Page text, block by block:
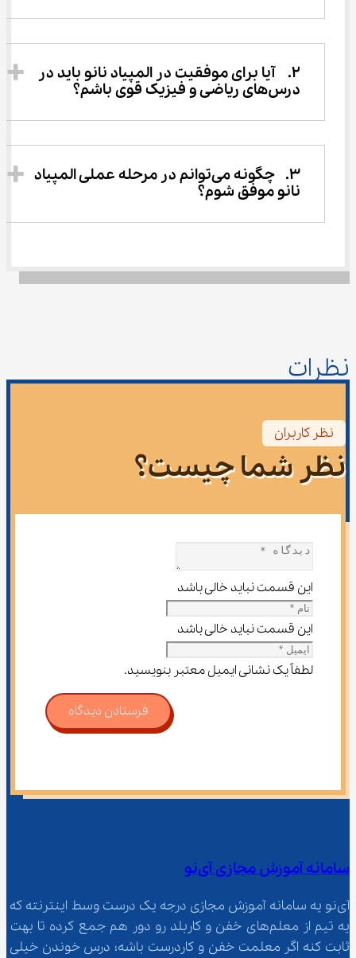
2.	آیا برای موفقیت در المپیاد نانو باید در
درس‌های ریاضی و فیزیک قوی باشم؟
3.	چگونه می‌توانم در مرحله عملی المپیاد
نانو موفق شوم؟
نظرات
نظر کاربران
نظر شما چیست؟
این قسمت نباید خالی باشد
این قسمت نباید خالی باشد
لطفاً یک نشانی ایمیل معتبر بنویسید.
فرستادن دیدگاه
سامانه آموزش مجازی آی‌نو
آی‌نو یه سامانه آموزش مجازی درجه یک درست وسط اینترنته که
یه تیم از معلم‌‌های خفن و کاربلد رو دور هم جمع کرده تا بهت
ثابت کنه اگر معلمت خفن و کاردرست باشه؛ درس خوندن خیلی